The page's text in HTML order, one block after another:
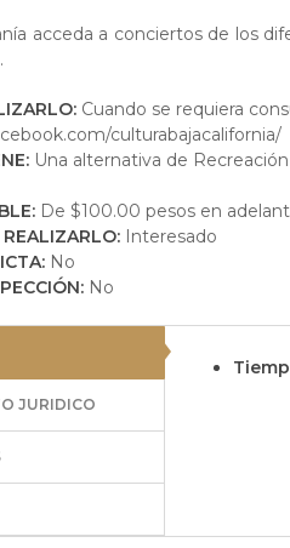
acceda a conciertos de los
Cuando se requiera
culturabajacalifornia/
Una alternativa de
De $100.00 pesos en
Interesado
No
No
JURIDICO